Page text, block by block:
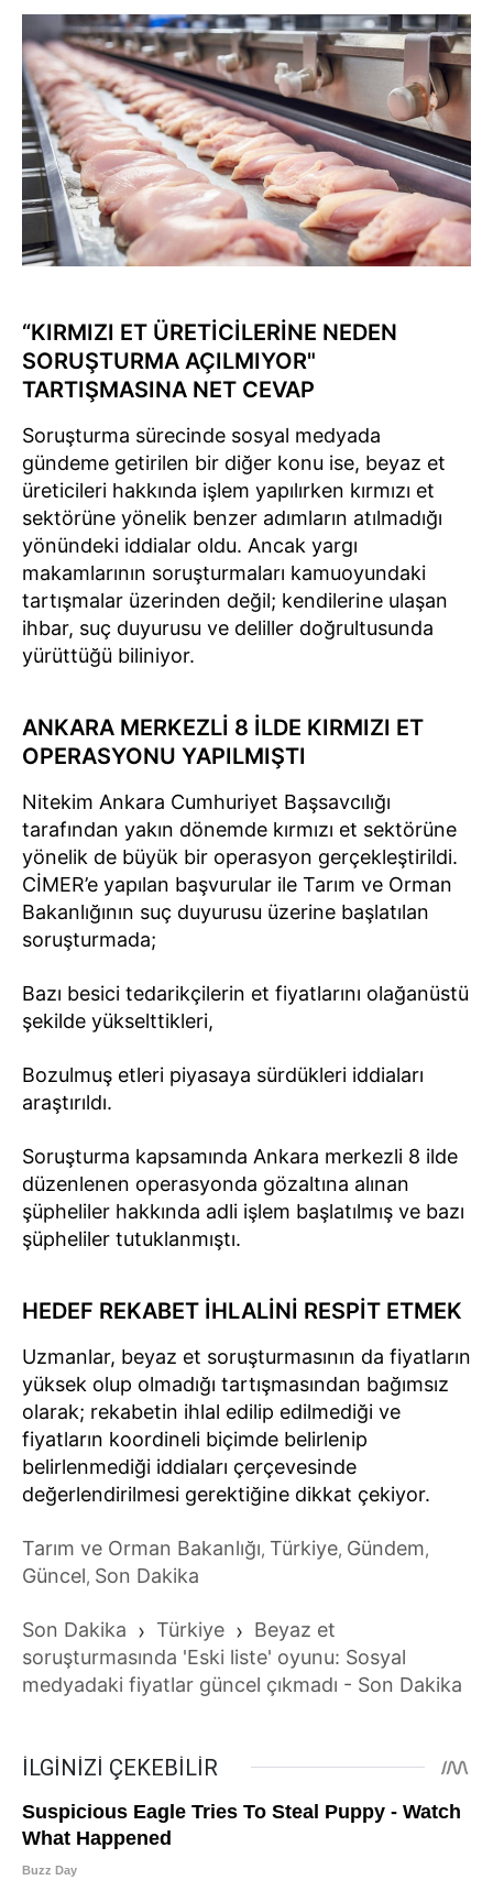
“KIRMIZI ET ÜRETİCİLERİNE NEDEN
SORUŞTURMA AÇILMIYOR"
TARTIŞMASINA NET CEVAP
Soruşturma sürecinde sosyal medyada
gündeme getirilen bir diğer konu ise, beyaz et
üreticileri hakkında işlem yapılırken kırmızı et
sektörüne yönelik benzer adımların atılmadığı
yönündeki iddialar oldu. Ancak yargı
makamlarının soruşturmaları kamuoyundaki
tartışmalar üzerinden değil; kendilerine ulaşan
ihbar, suç duyurusu ve deliller doğrultusunda
yürüttüğü biliniyor.
ANKARA MERKEZLİ 8 İLDE KIRMIZI ET
OPERASYONU YAPILMIŞTI
Nitekim Ankara Cumhuriyet Başsavcılığı
tarafından yakın dönemde kırmızı et sektörüne
yönelik de büyük bir operasyon gerçekleştirildi.
CİMER’e yapılan başvurular ile Tarım ve Orman
Bakanlığının suç duyurusu üzerine başlatılan
soruşturmada;
Bazı besici tedarikçilerin et fiyatlarını olağanüstü
şekilde yükselttikleri,
Bozulmuş etleri piyasaya sürdükleri iddiaları
araştırıldı.
Soruşturma kapsamında Ankara merkezli 8 ilde
düzenlenen operasyonda gözaltına alınan
şüpheliler hakkında adli işlem başlatılmış ve bazı
şüpheliler tutuklanmıştı.
HEDEF REKABET İHLALİNİ RESPİT ETMEK
Uzmanlar, beyaz et soruşturmasının da fiyatların
yüksek olup olmadığı tartışmasından bağımsız
olarak; rekabetin ihlal edilip edilmediği ve
fiyatların koordineli biçimde belirlenip
belirlenmediği iddiaları çerçevesinde
değerlendirilmesi gerektiğine dikkat çekiyor.
Tarım ve Orman Bakanlığı, Türkiye, Gündem,
Güncel, Son Dakika
Son Dakika › Türkiye › Beyaz et
soruşturmasında 'Eski liste' oyunu: Sosyal
medyadaki fiyatlar güncel çıkmadı - Son Dakika